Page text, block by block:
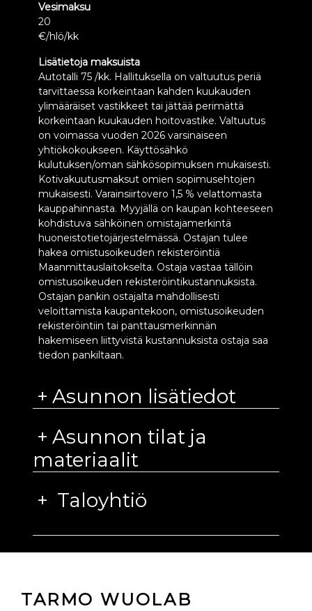
Vesimaksu
20
€/hlö/kk
Lisätietoja maksuista
Autotalli 75 /kk. Hallituksella on valtuutus periä
tarvittaessa korkeintaan kahden kuukauden
ylimääräiset vastikkeet tai jättää perimättä
korkeintaan kuukauden hoitovastike. Valtuutus
on voimassa vuoden 2026 varsinaiseen
yhtiökokoukseen. Käyttösähkö
kulutuksen/oman sähkösopimuksen mukaisesti.
Kotivakuutusmaksut omien sopimusehtojen
mukaisesti. Varainsiirtovero 1,5 % velattomasta
kauppahinnasta. Myyjällä on kaupan kohteeseen
kohdistuva sähköinen omistajamerkintä
huoneistotietojärjestelmässä. Ostajan tulee
hakea omistusoikeuden rekisteröintiä
Maanmittauslaitokselta. Ostaja vastaa tällöin
omistusoikeuden rekisteröintikustannuksista.
Ostajan pankin ostajalta mahdollisesti
veloittamista kaupantekoon, omistusoikeuden
rekisteröintiin tai panttausmerkinnän
hakemiseen liittyvistä kustannuksista ostaja saa
tiedon pankiltaan.
Asunnon lisätiedot
Asunnon tilat ja
materiaalit
Taloyhtiö
TARMO WUOLAB